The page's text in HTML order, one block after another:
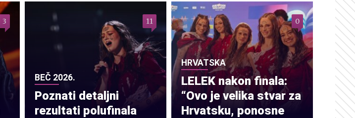
3
BEČ 2026.
Poznati detaljni
rezultati polufinala
11
HRVATSKA
LELEK nakon finala:
“Ovo je velika stvar za
Hrvatsku, ponosne
0